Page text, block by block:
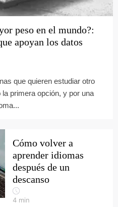
peso en el mundo?:
apoyan los datos
que quieren estudiar otro
primera opción, y por una
Cómo volver a
aprender idiomas
después de un
descanso
4 min